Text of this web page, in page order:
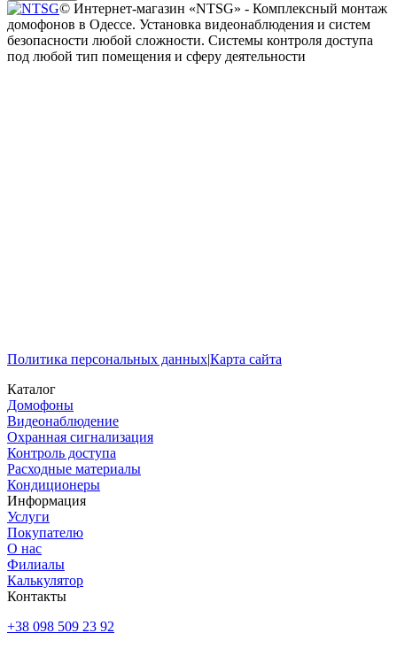
© Интернет-магазин «NTSG» - Комплексный монтаж
домофонов в Одессе. Установка видеонаблюдения и систем
безопасности любой сложности. Системы контроля доступа
под любой тип помещения и сферу деятельности
Политика персональных данных|Карта сайта
Каталог
Домофоны
Видеонаблюдение
Охранная сигнализация
Контроль доступа
Расходные материалы
Кондиционеры
Информация
Услуги
Покупателю
О нас
Филиалы
Калькулятор
Контакты
+38 098 509 23 92